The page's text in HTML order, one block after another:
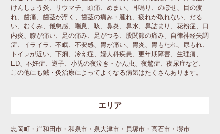
けんしょう炎、リウマチ、頭痛、めまい、耳鳴り、のぼせ、目の疲
れ、歯痛、歯茎が浮く、歯茎の痛み・腫れ、疲れが取れない、だる
い、むくみ、倦怠感、喘息、咳、鼻炎、鼻水、鼻詰まり、花粉症、口
内炎、膝が痛い、足の痛み、足がつる、股関節の痛み、自律神経失調
症、イライラ、不眠、不安感、胃が痛い、胃炎、胃もたれ、尿もれ、
トイレが近い、下痢、冷え症、婦人科疾患、更年期障害、生理痛、
ED、不妊症、逆子、小児の夜泣き・かん虫、夜驚症、夜尿症など、
この他にも鍼・灸治療によってよくなる病気はたくさんあります。
エリア
忠岡町・岸和田市・和泉市・泉大津市・貝塚市・高石市・堺市